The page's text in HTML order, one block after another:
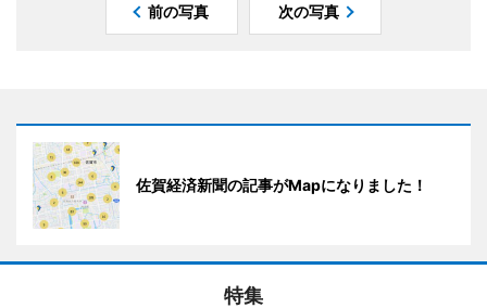
前の写真 次の写真
佐賀経済新聞の記事がMapになりました！
特集